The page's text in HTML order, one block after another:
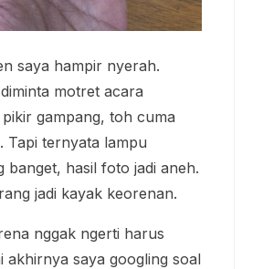
saya hampir nyerah.
motret acara
gampang, toh cuma
Tapi ternyata lampu
banget, hasil foto jadi aneh.
jadi kayak keorenan.
nggak ngerti harus
akhirnya saya googling soal